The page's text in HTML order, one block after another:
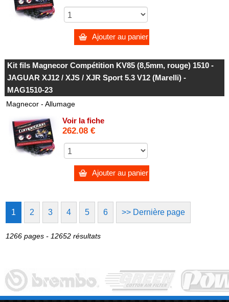
Ajouter au panier
Kit fils Magnecor Compétition KV85 (8,5mm, rouge) 1510 -
JAGUAR XJ12 / XJS / XJR Sport 5.3 V12 (Marelli) -
MAG1510-23
Magnecor - Allumage
Voir la fiche
262.08 €
Ajouter au panier
1 2 3 4 5 6 >> Dernière page
1266 pages - 12652 résultats